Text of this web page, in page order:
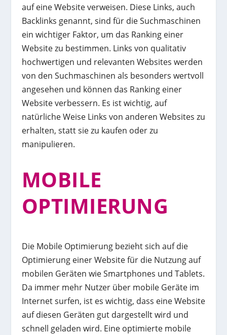
auf eine Website verweisen. Diese Links, auch
Backlinks genannt, sind für die Suchmaschinen
ein wichtiger Faktor, um das Ranking einer
Website zu bestimmen. Links von qualitativ
hochwertigen und relevanten Websites werden
von den Suchmaschinen als besonders wertvoll
angesehen und können das Ranking einer
Website verbessern. Es ist wichtig, auf
natürliche Weise Links von anderen Websites zu
erhalten, statt sie zu kaufen oder zu
manipulieren.
MOBILE
OPTIMIERUNG
Die Mobile Optimierung bezieht sich auf die
Optimierung einer Website für die Nutzung auf
mobilen Geräten wie Smartphones und Tablets.
Da immer mehr Nutzer über mobile Geräte im
Internet surfen, ist es wichtig, dass eine Website
auf diesen Geräten gut dargestellt wird und
schnell geladen wird. Eine optimierte mobile